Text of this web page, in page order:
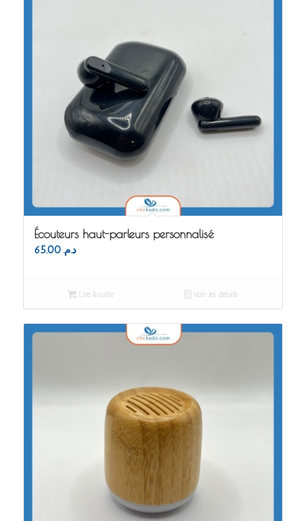
Écouteurs haut-parleurs personnalisé
د.م. 65.00
Lire la suite Voir les détails